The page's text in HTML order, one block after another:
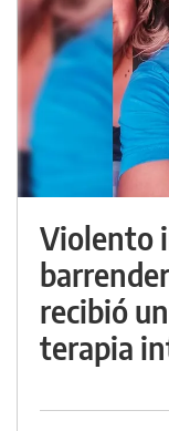
Violento
recibió
terapia